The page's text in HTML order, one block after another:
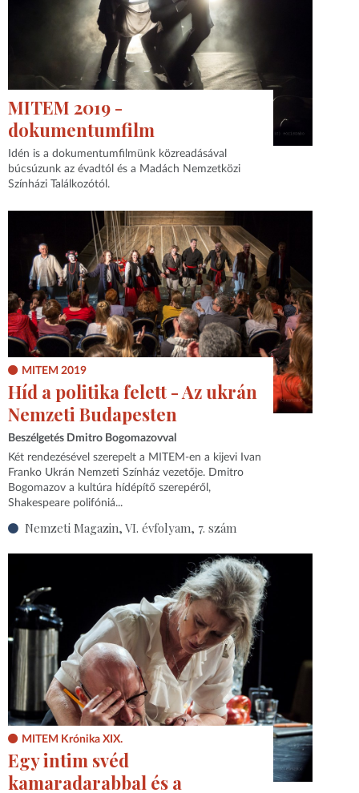
MITEM 2019 -
dokumentumfilm
Idén is a dokumentumfilmünk közreadásával
búcsúzunk az évadtól és a Madách Nemzetközi
Színházi Találkozótól.
MITEM 2019
Híd a politika felett - Az ukrán
Nemzeti Budapesten
Beszélgetés Dmitro Bogomazovval
Két rendezésével szerepelt a MITEM-en a kijevi Ivan
Franko Ukrán Nemzeti Színház vezetője. Dmitro
Bogomazov a kultúra hídépítő szerepéről,
Shakespeare polifóniá...
Nemzeti Magazin, VI. évfolyam, 7. szám
MITEM Krónika XIX.
Egy intim svéd
kamaradarabbal és a